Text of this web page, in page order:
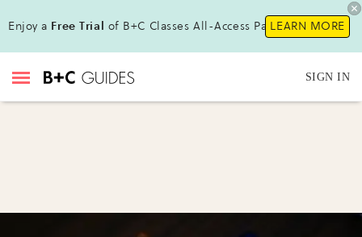
Enjoy a Free Trial of B+C Classes All-Access Pass!LEARN MORE
SIGN IN